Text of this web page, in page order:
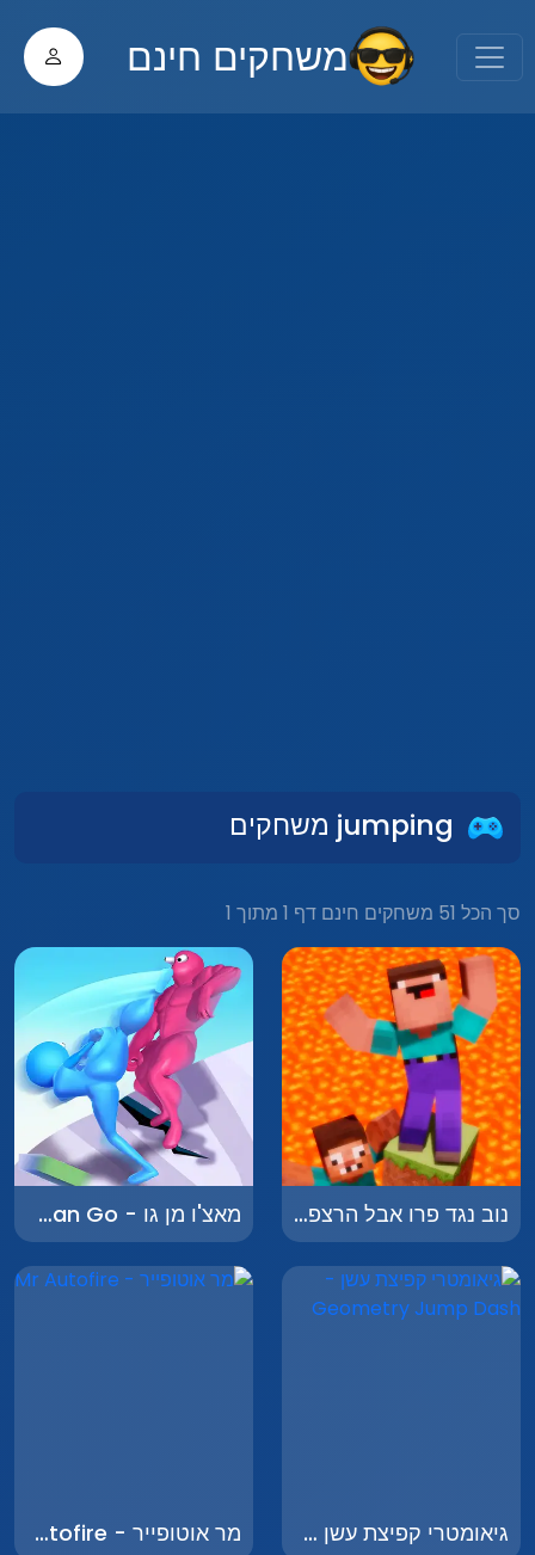
משחקים חינם
סך הכל 51 משחקים חינם דף 1 מתוך 1
נוב נגד פרו אבל הרצפה היא לבה - Noob vs Pro But Floor is Lava Minecraft מאצ'ו מן גו - Macho Man Go
גיאומטרי קפיצת עשן - Geometry Jump Dash מר אוטופייר - Mr Autofire